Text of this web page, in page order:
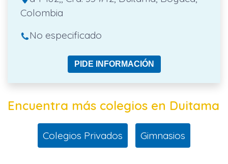
Colombia
No especificado
PIDE INFORMACIÓN
Encuentra más colegios en Duitama
Colegios Privados Gimnasios